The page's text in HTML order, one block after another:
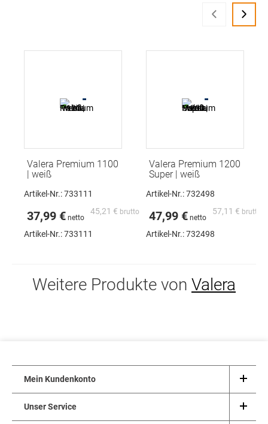
‹ ›
Valera Premium 1100
| weiß
Artikel-Nr.: 733111
45,21 €
37,99 €
Artikel-Nr.:733111
Valera Premium 1200
Super | weiß
Artikel-Nr.: 732498
57,11 €
47,99 €
Artikel-Nr.:732498
Weitere Produkte von Valera
Mein Kundenkonto
Unser Service